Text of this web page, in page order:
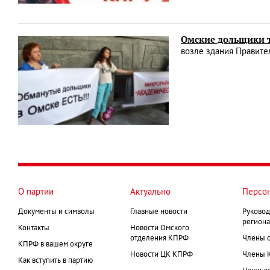
Омские дольщики
возле здания
О партии
Документы и символы
Контакты
КПРФ в вашем округе
Как вступить в партию
Актуально
Главные новости
Новости Омского
отделения КПРФ
Новости ЦК КПРФ
Члены
Члены